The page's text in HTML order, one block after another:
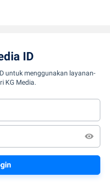
ID
untuk menggunakan layanan-
KG Media.